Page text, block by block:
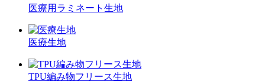
医療用ラミネート生地
医療生地
TPU編み物フリース生地